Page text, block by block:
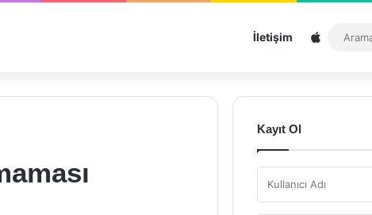
İletişim Sitemap
Kayıt Ol